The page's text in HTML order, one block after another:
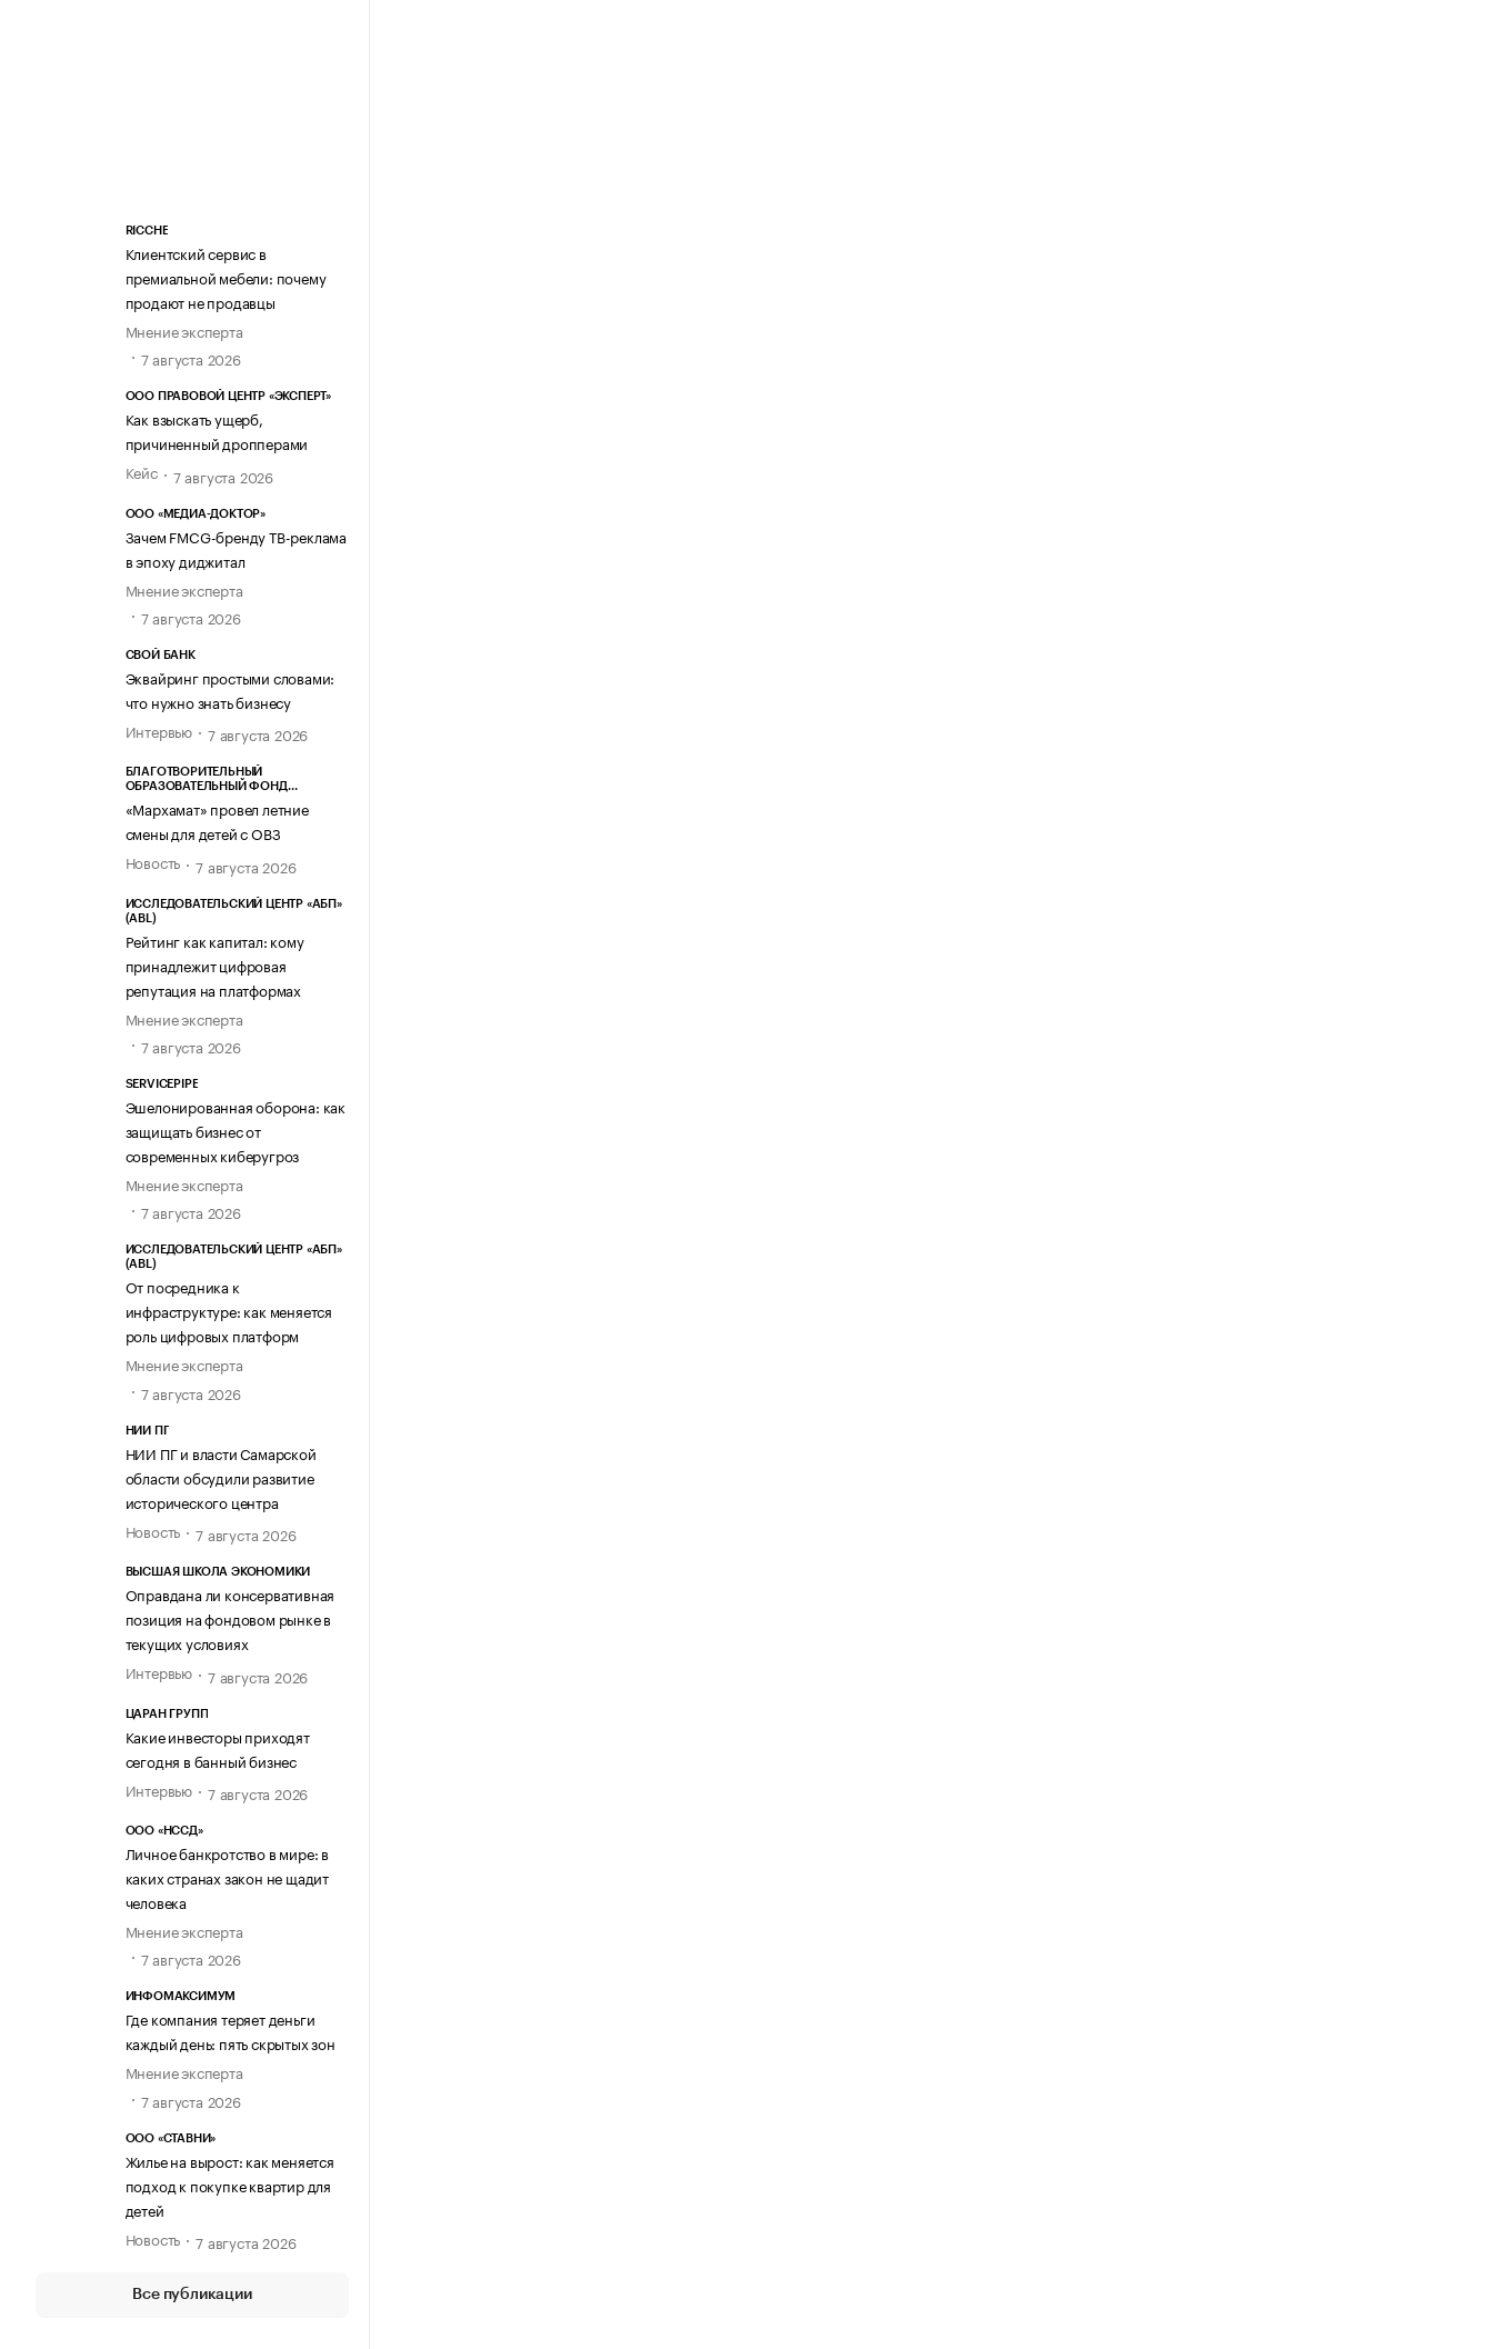
RICCHE
Клиентский сервис в
премиальной мебели: почему
продают не продавцы
Мнение эксперта
7 августа 2026
ООО ПРАВОВОЙ ЦЕНТР «ЭКСПЕРТ»
Как взыскать ущерб,
причиненный дропперами
Кейс
7 августа 2026
ООО «МЕДИА-ДОКТОР»
Зачем FMCG-бренду ТВ-реклама
в эпоху диджитал
Мнение эксперта
7 августа 2026
СВОЙ БАНК
Эквайринг простыми словами:
что нужно знать бизнесу
Интервью
7 августа 2026
БЛАГОТВОРИТЕЛЬНЫЙ
ОБРАЗОВАТЕЛЬНЫЙ ФОНД
«Мархамат» провел летние
смены для детей с ОВЗ
Новость
7 августа 2026
ИССЛЕДОВАТЕЛЬСКИЙ ЦЕНТР «АБП»
(ABL)
Рейтинг как капитал: кому
принадлежит цифровая
репутация на платформах
Мнение эксперта
7 августа 2026
SERVICEPIPE
Эшелонированная оборона: как
защищать бизнес от
современных киберугроз
Мнение эксперта
7 августа 2026
ИССЛЕДОВАТЕЛЬСКИЙ ЦЕНТР «АБП»
(ABL)
От посредника к
инфраструктуре: как меняется
роль цифровых платформ
Мнение эксперта
7 августа 2026
НИИ ПГ
НИИ ПГ и власти Самарской
области обсудили развитие
исторического центра
Новость
7 августа 2026
ВЫСШАЯ ШКОЛА ЭКОНОМИКИ
Оправдана ли консервативная
позиция на фондовом рынке в
текущих условиях
Интервью
7 августа 2026
ЦАРАН ГРУПП
Какие инвесторы приходят
сегодня в банный бизнес
Интервью
7 августа 2026
ООО «НССД»
Личное банкротство в мире: в
каких странах закон не щадит
человека
Мнение эксперта
7 августа 2026
ИНФОМАКСИМУМ
Где компания теряет деньги
каждый день: пять скрытых зон
Мнение эксперта
7 августа 2026
ООО «СТАВНИ»
Жилье на вырост: как меняется
подход к покупке квартир для
детей
Новость
7 августа 2026
Все публикации